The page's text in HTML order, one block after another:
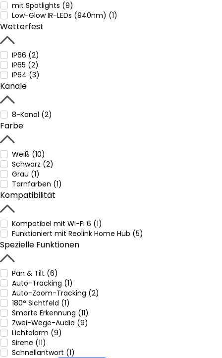
mit Spotlights (9)
Low-Glow IR-LEDs (940nm) (1)
Wetterfest
IP66 (2)
IP65 (2)
IP64 (3)
Kanäle
8-Kanal (2)
Farbe
Weiß (10)
Schwarz (2)
Grau (1)
Tarnfarben (1)
Kompatibilität
Kompatibel mit Wi-Fi 6 (1)
Funktioniert mit Reolink Home Hub (5)
Spezielle Funktionen
Pan & Tilt (6)
Auto-Tracking (1)
Auto-Zoom-Tracking (2)
180° Sichtfeld (1)
Smarte Erkennung (11)
Zwei-Wege-Audio (9)
Lichtalarm (9)
Sirene (11)
Schnellantwort (1)